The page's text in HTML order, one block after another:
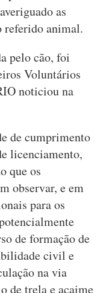
as
referido animal.
pelo cão, foi
Voluntários
noticiou na
de cumprimento
licenciamento,
que os
observar, e em
para os
de formação de
civil e
na via
de trela e açaime